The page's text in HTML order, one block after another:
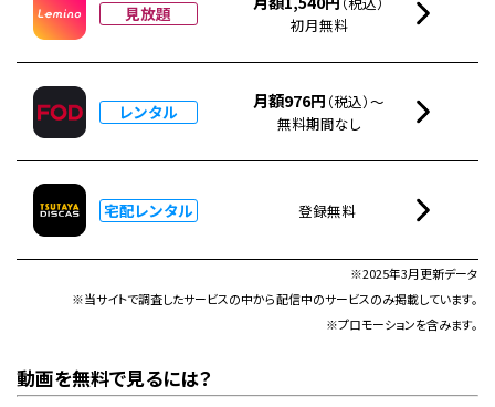
見放題
初月無料
レンタル 月額976円 （税込）～
無料期間なし
宅配レンタル 登録無料
※2025年3月更新データ
※当サイトで調査したサービスの中から配信中のサービスのみ掲載しています。
※プロモーションを含みます。
動画を無料で見るには？